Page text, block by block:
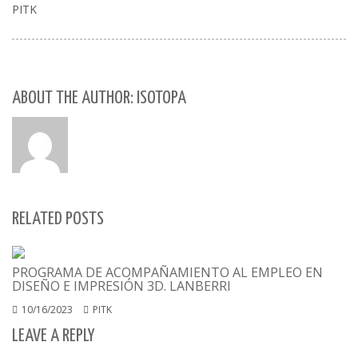
PITK
ABOUT THE AUTHOR: ISOTOPA
RELATED POSTS
PROGRAMA DE ACOMPAÑAMIENTO AL EMPLEO EN
DISEÑO E IMPRESIÓN 3D. LANBERRI
10/16/2023 PITK
LEAVE A REPLY